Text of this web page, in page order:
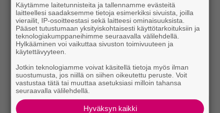
Käytämme laitetunnisteita ja tallennamme evästeitä
laitteellesi saadaksemme tietoja esimerkiksi sivuista, joilla
vierailit, IP-osoitteestasi sekä laitteesi ominaisuuksista.
Pääset tutustumaan yksityiskohtaisesti käyttötarkoituksiin ja
teknologiakumppaneihimme seuraavalla välilehdellä.
Hylkääminen voi vaikuttaa sivuston toimivuuteen ja
käytettävyyteen.
Jotkin teknologiamme voivat käsitellä tietoja myös ilman
suostumusta, jos niillä on siihen oikeutettu peruste. Voit
vastustaa tätä tai muuttaa asetuksiasi milloin tahansa
seuraavalla välilehdellä.
Hyväksyn kaikki